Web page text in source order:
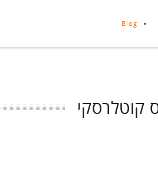
Blog
קוטלרסקי